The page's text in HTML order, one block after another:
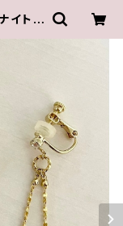
イト・